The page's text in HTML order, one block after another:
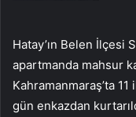
Hatay’ın Belen İlçesi
apartmanda mahsur
Kahramanmaraş’ta
gün enkazdan